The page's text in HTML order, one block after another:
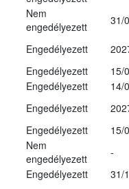
Nem
engedélyezett
31/
Engedélyezett
Engedélyezett
15/
Engedélyezett
14/
Engedélyezett
Engedélyezett
15/
Nem
engedélyezett
-
Engedélyezett
31/